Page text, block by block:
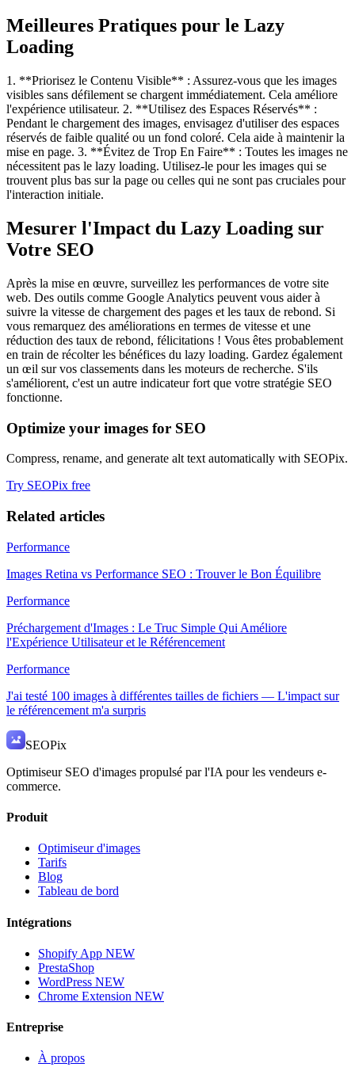
Meilleures Pratiques pour le Lazy
Loading
1. **Priorisez le Contenu Visible** : Assurez-vous que les images
visibles sans défilement se chargent immédiatement. Cela améliore
l'expérience utilisateur. 2. **Utilisez des Espaces Réservés** :
Pendant le chargement des images, envisagez d'utiliser des espaces
réservés de faible qualité ou un fond coloré. Cela aide à maintenir la
mise en page. 3. **Évitez de Trop En Faire** : Toutes les images ne
nécessitent pas le lazy loading. Utilisez-le pour les images qui se
trouvent plus bas sur la page ou celles qui ne sont pas cruciales pour
l'interaction initiale.
Mesurer l'Impact du Lazy Loading sur
Votre SEO
Après la mise en œuvre, surveillez les performances de votre site
web. Des outils comme Google Analytics peuvent vous aider à
suivre la vitesse de chargement des pages et les taux de rebond. Si
vous remarquez des améliorations en termes de vitesse et une
réduction des taux de rebond, félicitations ! Vous êtes probablement
en train de récolter les bénéfices du lazy loading. Gardez également
un œil sur vos classements dans les moteurs de recherche. S'ils
s'améliorent, c'est un autre indicateur fort que votre stratégie SEO
fonctionne.
Optimize your images for SEO
Compress, rename, and generate alt text automatically with SEOPix.
Try SEOPix free
Related articles
Performance
Images Retina vs Performance SEO : Trouver le Bon Équilibre
Performance
Préchargement d'Images : Le Truc Simple Qui Améliore
l'Expérience Utilisateur et le Référencement
Performance
J'ai testé 100 images à différentes tailles de fichiers — L'impact sur
le référencement m'a surpris
SEOPix
Optimiseur SEO d'images propulsé par l'IA pour les vendeurs e-
commerce.
Produit
Optimiseur d'images
Tarifs
Blog
Tableau de bord
Intégrations
Shopify App NEW
PrestaShop
WordPress NEW
Chrome Extension NEW
Entreprise
À propos